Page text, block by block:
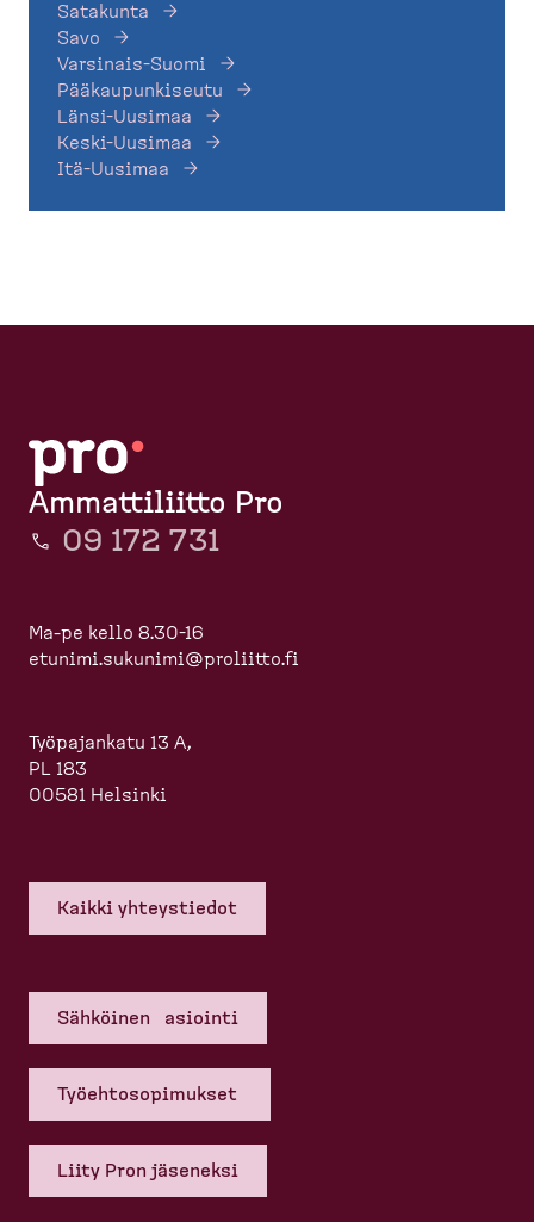
Satakunta
Savo
Varsinais-Suomi
Pääkaupunkiseutu
Länsi-Uusimaa
Keski-Uusimaa
Itä-Uusimaa
Ammattiliitto Pro
09 172 731
Ma-pe kello 8.30-16
etunimi.sukunimi@proliitto.fi
Työpajankatu 13 A,
PL 183
00581 Helsinki
Kaikki yhteys­tiedot
Sähköinen asiointi
Työehto­so­pi­mukset
Liity Pron jäseneksi